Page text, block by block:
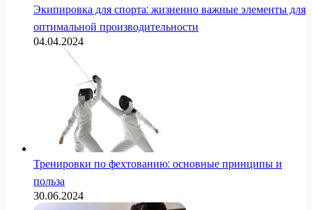
Экипировка для спорта: жизненно важные элементы для
оптимальной производительности
04.04.2024
Тренировки по фехтованию: основные принципы и
польза
30.06.2024